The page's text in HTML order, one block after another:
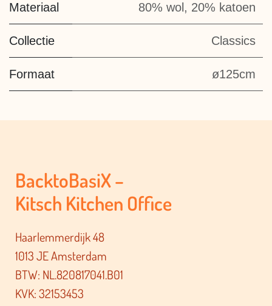
Materiaal 80% wol, 20% katoen
Collectie Classics
Formaat ø125cm
BacktoBasiX –
Kitsch Kitchen Office
Haarlemmerdijk 48
1013 JE Amsterdam
BTW: NL.820817041.B01
KVK: 32153453